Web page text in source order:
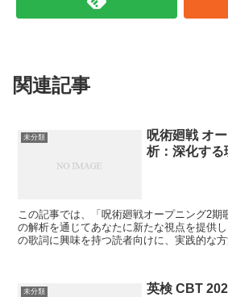
関連記事
未分類
呪術廻戦 オ
析：深化する
この記事では、「呪術廻戦オープニング2期
の解析を通じてあなたに新たな視点を提供
の歌詞に興味を持つ読者向けに、実践的な方
未分類
英検 CBT